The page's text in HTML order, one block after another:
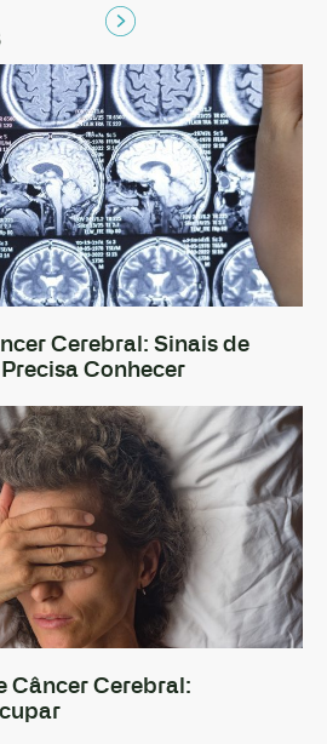
Cerebral: Sinais de
Conhecer
Câncer Cerebral: